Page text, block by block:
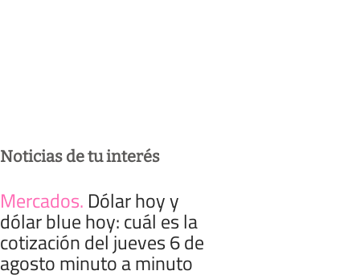
Noticias de tu interés
Mercados. Dólar hoy y
dólar blue hoy: cuál es la
cotización del jueves 6 de
agosto minuto a minuto